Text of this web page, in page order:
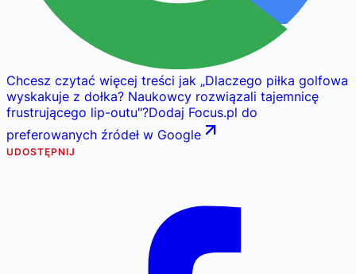
Chcesz czytać więcej treści jak „Dlaczego piłka golfowa
wyskakuje z dołka? Naukowcy rozwiązali tajemnicę
frustrującego lip-outu"?Dodaj Focus.pl do
preferowanych źródeł w Google
UDOSTĘPNIJ